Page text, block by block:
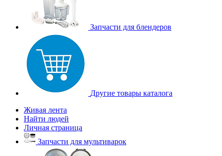
Запчасти для блендеров
Другие товары каталога
Живая лента
Найти людей
Личная страница
Запчасти для мультиварок